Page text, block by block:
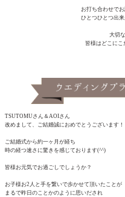
お打ち合わせで
ひとつひとつ出
大切
皆様はどこにこ
TSUTOMUさん＆AOIさん
改めまして、ご結婚誠におめでとうございます！
ご結婚式から約一ヶ月が経ち
時の経つ速さに驚きを感じております(^^)
皆様お元気でお過ごしでしょうか？
お子様お2人と手を繋いで歩かせて頂いたことが
まるで昨日のことかのように思いだされ